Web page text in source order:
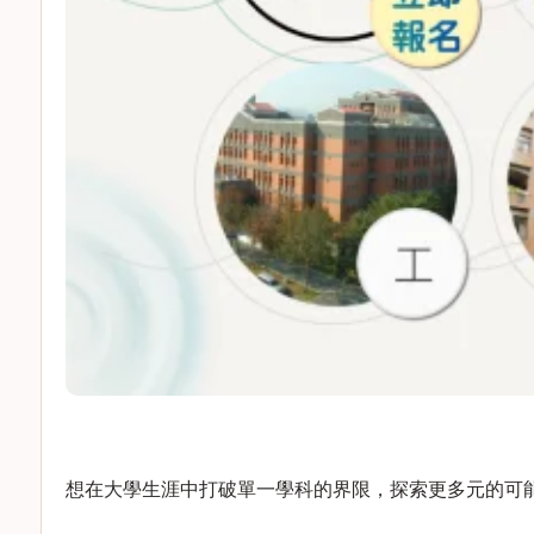
想在大學生涯中打破單一學科的界限，探索更多元的可